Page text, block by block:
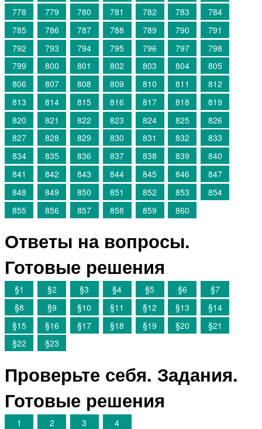
778
779 780 781 782 783
784
785
786 787 788 789 790
791
792
793 794 795 796 797
798
799
800 801 802 803 804
805
806
807 808 809 810 811
812
813
814 815 816 817 818
819
820
821 822 823 824 825
826
827
828 829 830 831 832
833
834
835 836 837 838 839
840
841
842 843 844 845 846
847
848
849 850 851 852 853
854
855
856 857 858 859 860
Ответы на вопросы.
Готовые решения
§1 §2 §3 §4 §5 §6
§7
§8
§9 §10 §11 §12 §13
§14
§15
§16 §17 §18 §19 §20
§21
§22
§23
Проверьте себя. Задания.
Готовые решения
1 2 3 4